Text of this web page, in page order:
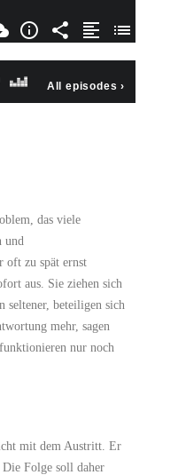
das viele
und
oft zu spät ernst
aus. Sie ziehen sich
seltener, beteiligen sich
mehr, sagen
nur noch
mit dem Austritt. Er
Folge soll daher